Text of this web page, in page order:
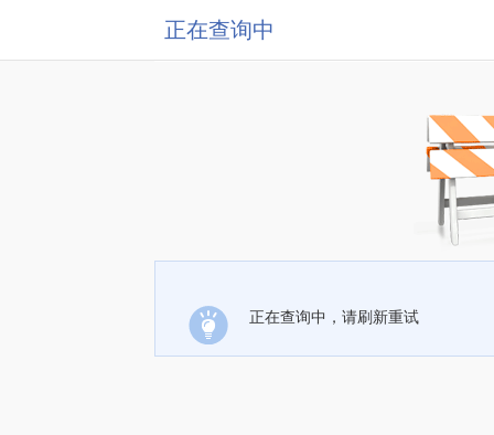
正在查询中
正在查询中，请刷新重试